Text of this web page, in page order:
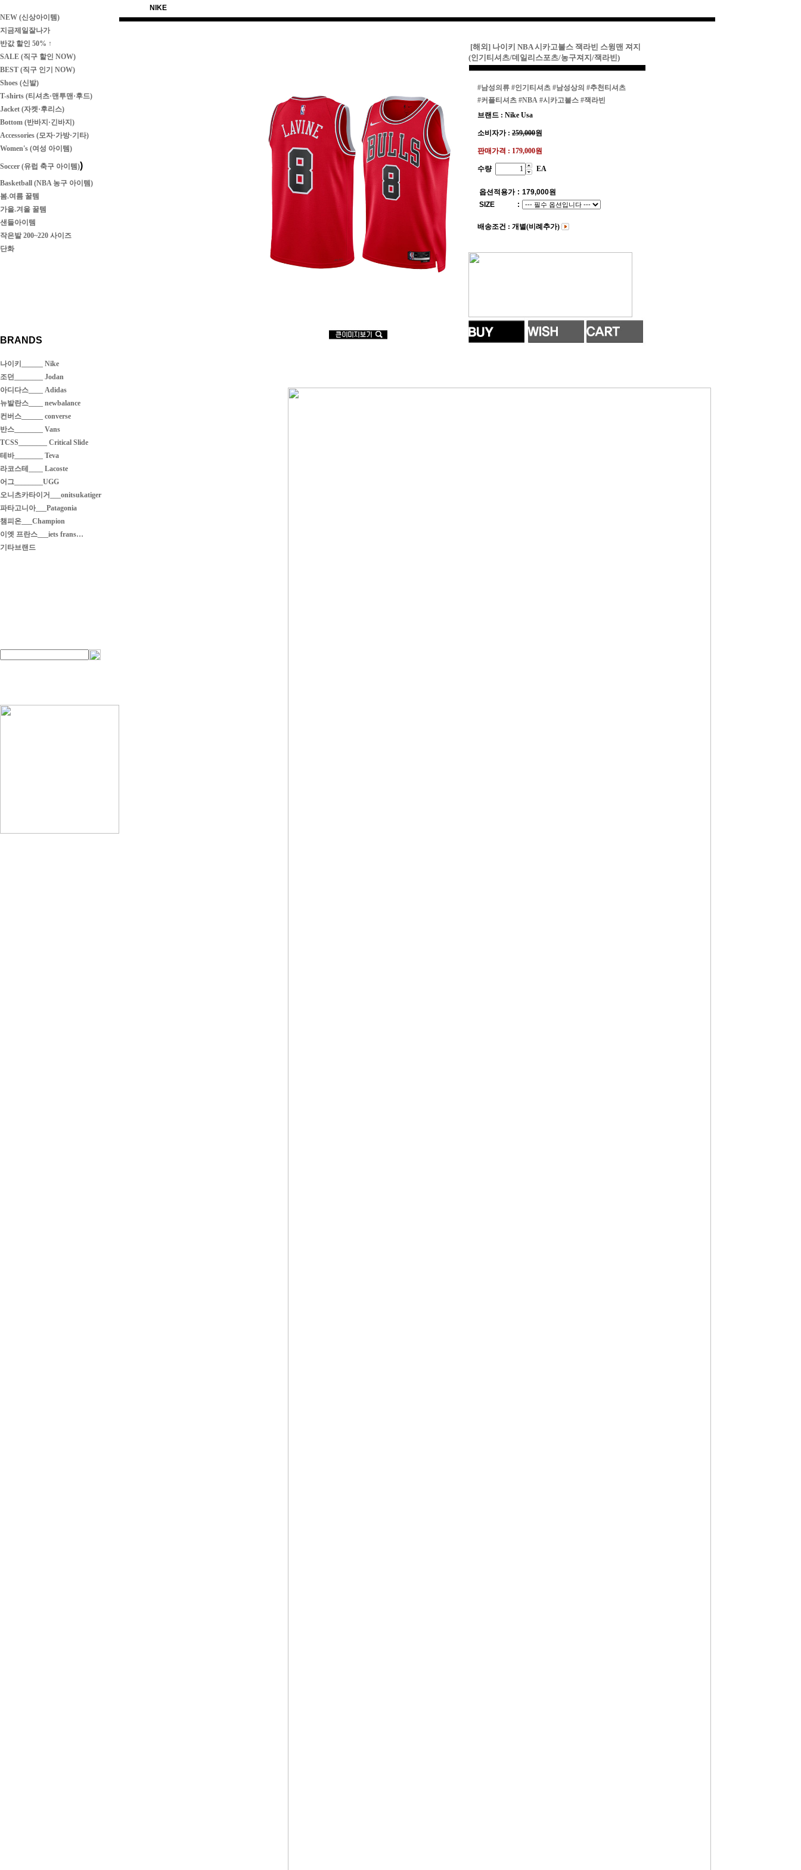
NEW (신상아이템)
지금제일잘나가
반값 할인 50% ↑
SALE (직구 할인 NOW)
BEST (직구 인기 NOW)
Shoes (신발)
T-shirts (티셔츠·맨투맨·후드)
Jacket (자켓·후리스)
Bottom (반바지·긴바지)
Accessories (모자·가방·기타)
Women's (여성 아이템)
Soccer (유럽 축구 아이템))
Basketball (NBA 농구 아이템)
봄.여름 꿀템
가을.겨울 꿀템
샌들아이템
작은발 200~220 사이즈
단화
BRANDS
나이키______ Nike
조던________ Jodan
아디다스____ Adidas
뉴발란스____ newbalance
컨버스______ converse
반스________ Vans
TCSS________ Critical Slide
테바________ Teva
라코스테____ Lacoste
어그________UGG
오니츠카타이거___onitsukatiger
파타고니아___Patagonia
챔피온___Champion
이엣 프란스___iets frans…
기타브랜드
NIKE
[해외] 나이키 NBA 시카고불스 잭라빈 스윙맨 져지
(인기티셔츠/데일리스포츠/농구져지/잭라빈)
#남성의류 #인기티셔츠 #남성상의 #추천티셔츠
#커플티셔츠 #NBA #시카고불스 #잭라빈
브랜드 : Nike Usa
소비자가 : 259,000원
판매가격 : 179,000원
수량 EA
옵션적용가 : 179,000원
SIZE
:
배송조건 : 개별(비례추가)